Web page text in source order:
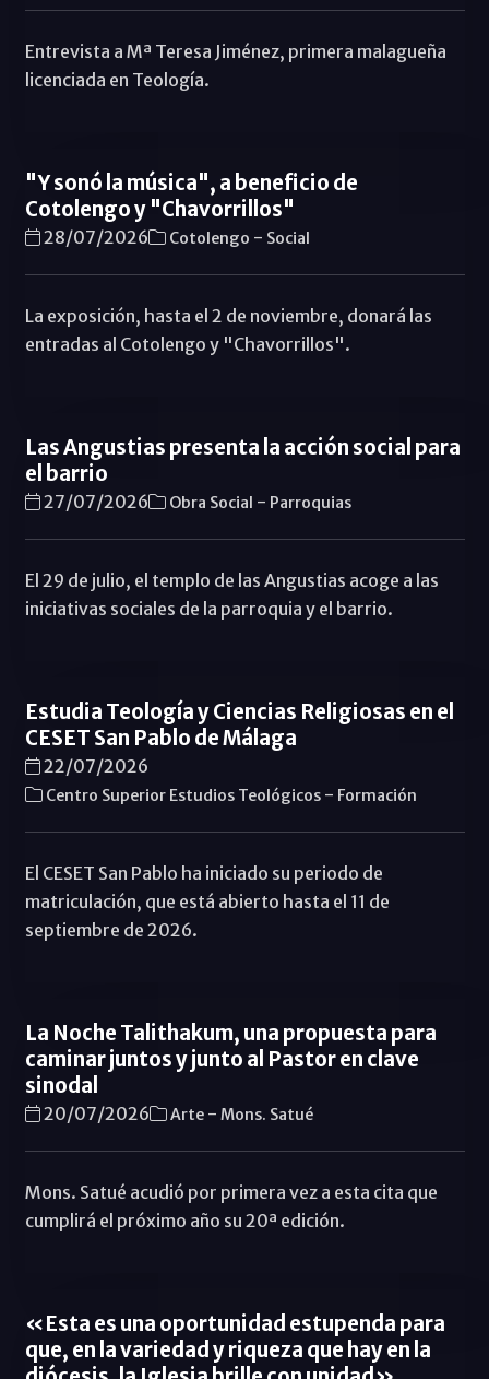
Entrevista a Mª Teresa Jiménez, primera malagueña
licenciada en Teología.
"Y sonó la música", a beneficio de
Cotolengo y "Chavorrillos"
28/07/2026 Cotolengo - Social
La exposición, hasta el 2 de noviembre, donará las
entradas al Cotolengo y "Chavorrillos".
Las Angustias presenta la acción social para
el barrio
27/07/2026 Obra Social - Parroquias
El 29 de julio, el templo de las Angustias acoge a las
iniciativas sociales de la parroquia y el barrio.
Estudia Teología y Ciencias Religiosas en el
CESET San Pablo de Málaga
22/07/2026
Centro Superior Estudios Teológicos - Formación
El CESET San Pablo ha iniciado su periodo de
matriculación, que está abierto hasta el 11 de
septiembre de 2026.
La Noche Talithakum, una propuesta para
caminar juntos y junto al Pastor en clave
sinodal
20/07/2026 Arte - Mons. Satué
Mons. Satué acudió por primera vez a esta cita que
cumplirá el próximo año su 20ª edición.
«Esta es una oportunidad estupenda para
que, en la variedad y riqueza que hay en la